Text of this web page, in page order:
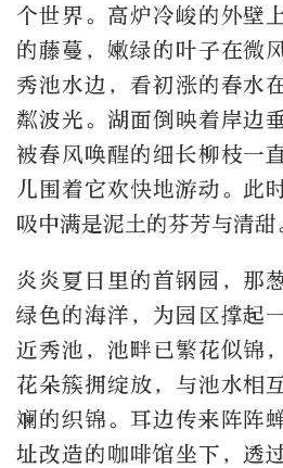
个世界。高炉冷峻的外壁
的藤蔓，嫩绿的叶子在微
秀池水边，看初涨的春水
粼波光。湖面倒映着岸边
被春风唤醒的细长柳枝一
儿围着它欢快地游动。此
吸中满是泥土的芬芳与清甜
炎炎夏日里的首钢园，那
绿色的海洋，为园区撑起
近秀池，池畔已繁花似锦
花朵簇拥绽放，与池水相
斓的织锦。耳边传来阵阵
址改造的咖啡馆坐下，透